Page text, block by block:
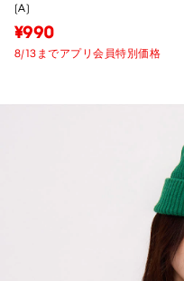
(A)
¥990
8/13までアプリ会員特別価格